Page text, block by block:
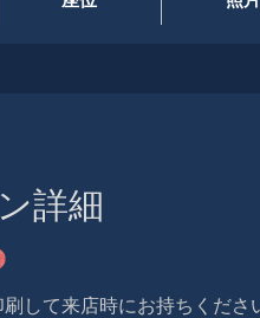
詳細
して来店時にお持ちくださ